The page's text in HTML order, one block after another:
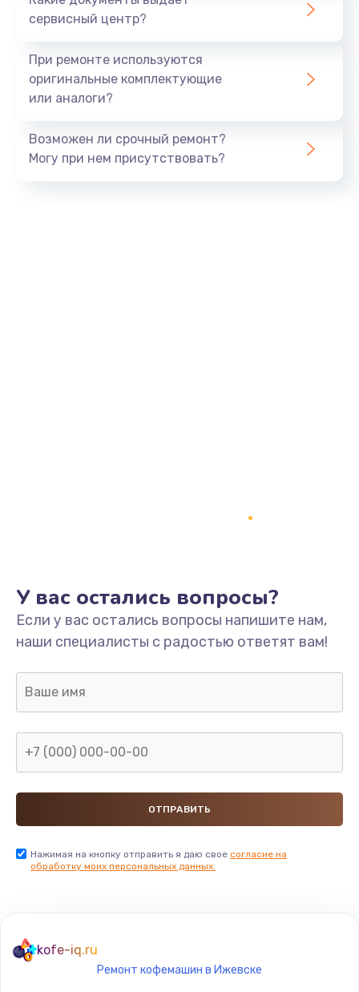
сервисный центр?
При ремонте используются
оригинальные комплектующие
или аналоги?
Возможен ли срочный ремонт?
Могу при нем присутствовать?
У вас остались вопросы?
Если у вас остались вопросы напишите нам,
наши специалисты с радостью ответят вам!
Нажимая на кнопку отправить я даю свое согласие на
обработку моих персональных данных.
kofe-iq.ru
Ремонт кофемашин в Ижевске